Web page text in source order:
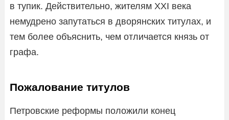
в тупик. Действительно, жителям XXI века
немудрено запутаться в дворянских титулах, и
тем более объяснить, чем отличается князь от
графа.
Пожалование титулов
Петровские реформы положили конец